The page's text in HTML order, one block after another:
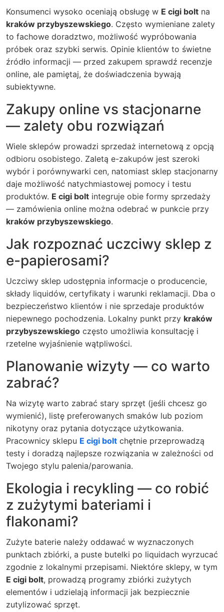
Konsumenci wysoko oceniają obsługę w E cigi bolt na
kraków przybyszewskiego. Często wymieniane zalety
to fachowe doradztwo, możliwość wypróbowania
próbek oraz szybki serwis. Opinie klientów to świetne
źródło informacji — przed zakupem sprawdź recenzje
online, ale pamiętaj, że doświadczenia bywają
subiektywne.
Zakupy online vs stacjonarne
— zalety obu rozwiązań
Wiele sklepów prowadzi sprzedaż internetową z opcją
odbioru osobistego. Zaletą e-zakupów jest szeroki
wybór i porównywarki cen, natomiast sklep stacjonarny
daje możliwość natychmiastowej pomocy i testu
produktów. E cigi bolt integruje obie formy sprzedaży
— zamówienia online można odebrać w punkcie przy
kraków przybyszewskiego.
Jak rozpoznać uczciwy sklep z
e-papierosami?
Uczciwy sklep udostępnia informacje o producencie,
składy liquidów, certyfikaty i warunki reklamacji. Dba o
bezpieczeństwo klientów i nie sprzedaje produktów
niepewnego pochodzenia. Lokalny punkt przy kraków
przybyszewskiego często umożliwia konsultację i
rzetelne wyjaśnienie wątpliwości.
Planowanie wizyty — co warto
zabrać?
Na wizytę warto zabrać stary sprzęt (jeśli chcesz go
wymienić), listę preferowanych smaków lub poziom
nikotyny oraz pytania dotyczące użytkowania.
Pracownicy sklepu E cigi bolt chętnie przeprowadzą
testy i doradzą najlepsze rozwiązania w zależności od
Twojego stylu palenia/parowania.
Ekologia i recykling — co robić
z zużytymi bateriami i
flakonami?
Zużyte baterie należy oddawać w wyznaczonych
punktach zbiórki, a puste butelki po liquidach wyrzucać
zgodnie z lokalnymi przepisami. Niektóre sklepy, w tym
E cigi bolt, prowadzą programy zbiórki zużytych
elementów i udzielają informacji jak bezpiecznie
zutylizować sprzęt.